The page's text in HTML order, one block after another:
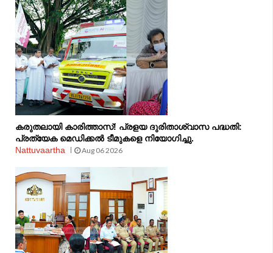
കരുതലായി കാരിത്താസ്! പ്രളയ ദുരിതാശ്വാസ പദ്ധതി:
പ്രത്യേക മെഡിക്കൽ ടീമുകളെ നിയോഗിച്ചു.
Nattuvaartha
Aug 06 2026